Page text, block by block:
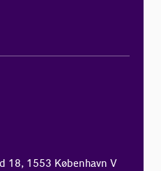
18, 1553 København V